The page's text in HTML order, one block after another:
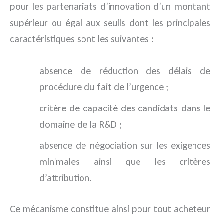
pour les partenariats d’innovation d’un montant
supérieur ou égal aux seuils dont les principales
caractéristiques sont les suivantes :
absence de réduction des délais de
procédure du fait de l’urgence ;
critère de capacité des candidats dans le
domaine de la R&D ;
absence de négociation sur les exigences
minimales ainsi que les critères
d’attribution.
Ce mécanisme constitue ainsi pour tout acheteur